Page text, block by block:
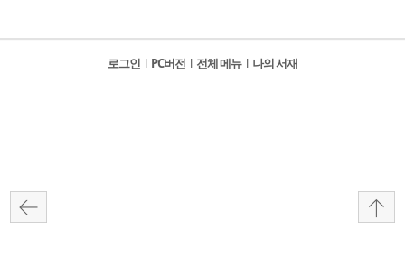
로그인 l PC버전 l 전체 메뉴 l 나의 서재